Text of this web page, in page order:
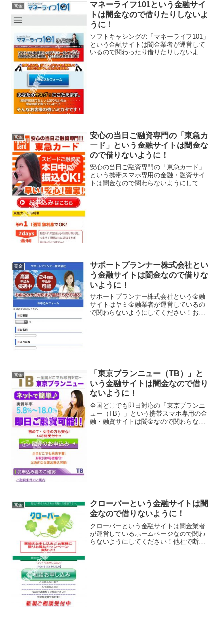
違法業者なので、絶対に申し込まないよ
うにしてください。今現在...
闇金
マネーライフ101という金融サイ
トは闇金なので借りたりしないよ
うに！
ソフトキャシングの「マネーライフ101」
という金融サイトは闇金業者が運営して
いるので関わったり借りたりしないよう
闇金
安心の当日ご融資専門の「東急カ
ード」という金融サイトは闇金な
ので借りないように！
安心の当日ご融資専門の「東急カード」
という携帯スマホ専用の金融・融資サイ
トは闇金なので関わらないようにしてく
闇金
サポートプランナー株式会社とい
う金融サイトは闇金なので借りな
いように！
サポートプランナー株式会社という金融
サイトはヤミ金融業者が運営しているの
で関わらないようにしてください！お申
闇金
「東京ブランニュー（TB）」と
いう金融サイトは闇金なので借り
ないように！
全国どこでも即日対応の「東京ブランニ
ュー（TB）」という携帯スマホ専用の金
融・融資サイトは闇金なので関わらない
闇金
クローバーという金融サイトは闇
金なので借りないように！
クローバーという金融サイトは闇金業者
が運営しているホームページなので関わ
らないようにしてください！他社で断ら